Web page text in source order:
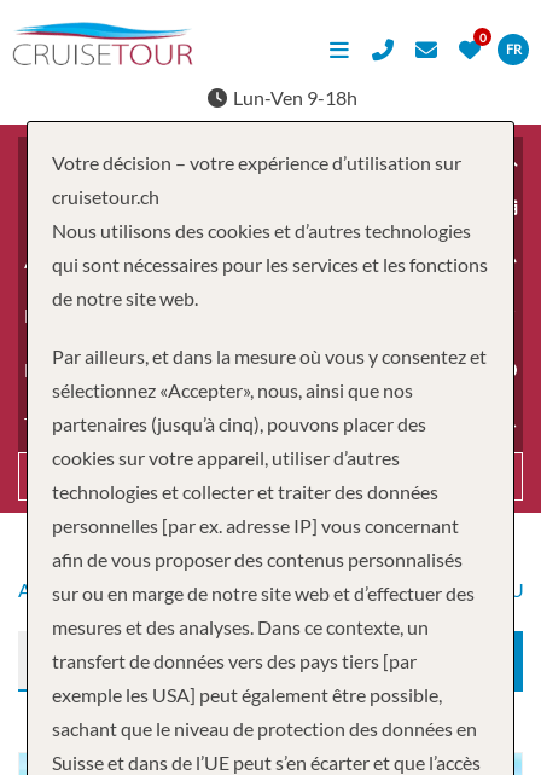
FR
Lun-Ven 9-18h
À partir du
Adultes
Enfants
Durée
Type de voyage
A B C D E F G H I J K L M N O P Q R S U
RECHERCHE
Votre décision – votre expérience d’utilisation sur
cruisetour.ch
Nous utilisons des cookies et d’autres technologies
qui sont nécessaires pour les services et les fonctions
de notre site web.
Par ailleurs, et dans la mesure où vous y consentez et
sélectionnez «Accepter», nous, ainsi que nos
partenaires (jusqu’à cinq), pouvons placer des
cookies sur votre appareil, utiliser d’autres
technologies et collecter et traiter des données
personnelles [par ex. adresse IP] vous concernant
afin de vous proposer des contenus personnalisés
sur ou en marge de notre site web et d’effectuer des
mesures et des analyses. Dans ce contexte, un
transfert de données vers des pays tiers [par
exemple les USA] peut également être possible,
sachant que le niveau de protection des données en
Suisse et dans de l’UE peut s’en écarter et que l’accès